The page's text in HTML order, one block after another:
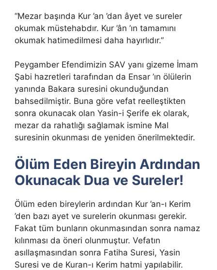
“Mezar başında Kur ’an ’dan âyet ve sureler
okumak müstehabdır. Kur ’ân ’ın tamamını
okumak hatimedilmesi daha hayırlıdır.”
Peygamber Efendimizin SAV yanı gizeme İmam
Şabi hazretleri tarafından da Ensar ’ın ölülerin
yanında Bakara suresini okunduğundan
bahsedilmiştir. Buna göre vefat reelleştikten
sonra okunacak olan Yasin-i Şerife ek olarak,
mezar da rahatlığı sağlamak ismine Mal
suresinin okunması de yeniden önerilmektedir.
Ölüm Eden Bireyin Ardından
Okunacak Dua ve Sureler!
Ölüm eden bireylerin ardından Kur ’an-ı Kerim
’den bazı ayet ve surelerin okunması gerekir.
Fakat tüm bunların okunmasından sonra namaz
kılınması da öneri olunmuştur. Vefatın
asıllaşmasından sonra Fatiha Suresi, Yasin
Suresi ve de Kuran-ı Kerim hatmi yapılabilir.